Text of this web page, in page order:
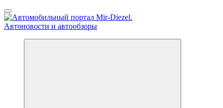
Перейти
к
содержанию
Справочник автомобилиста. Обзор новинок популярных